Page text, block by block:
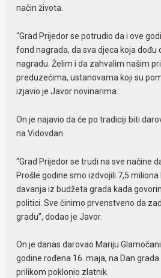
način života.
“Grad Prijedor se potrudio da i ove
fond nagrada, da sva djeca koja dođu
nagradu. Želim i da zahvalim našim
preduzećima, ustanovama koji su
izjavio je Javor novinarima.
On je najavio da će po tradiciji biti
na Vidovdan.
“Grad Prijedor se trudi na sve načine
Prošle godine smo izdvojili 7,5
davanja iz budžeta grada kada
politici. Sve činimo prvenstveno da
gradu”, dodao je Javor.
On je danas darovao Mariju
godine rođena 16. maja, na Dan
prilikom poklonio zlatnik.